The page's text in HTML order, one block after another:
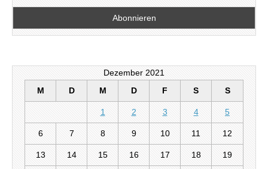
Dezember 2021
M
D M D F S S
1 2 3 4 5
6 7 8 9 10 11 12
13 14 15 16 17 18 19